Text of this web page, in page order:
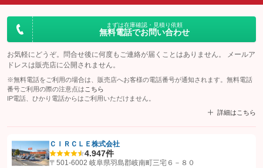
まずは在庫確認・見積り依頼
無料電話でお問い合わせ
お気軽にどうぞ。問合せ後に何度もご連絡が届くことはありません。 メールア
ドレスは販売店に公開されません。
※無料電話をご利用の場合は、販売店へお客様の電話番号が通知されます。無料電話
番号ご利用の際の注意点は こちら
IP電話、ひかり電話からはご利用いただけません。
詳細はこちら
【STEP1】認証画面でグーネットを友だち追加してから「許可する」ボタンを押
ＣＩＲＣＬＥ株式会社
4.947件
〒501-6002 岐阜県羽島郡岐南町三宅６－８０